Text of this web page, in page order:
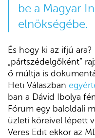
be a Magyar
elnökségébe.
És hogy ki az ifjú
„pártszédelgőként”
ő múltja is
Heti Válaszban
ban a Dávid Ibolya
Fórum egy baloldali
üzleti köreivel lépett
Veres Edit ekkor az